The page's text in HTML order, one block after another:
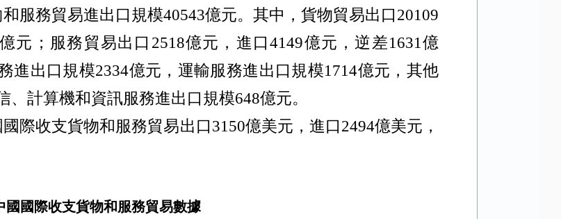
服務貿易進出口規模40543億元。其中，貨物貿易出口 20109
億元；服務貿易出口 2518億元，進口4149億元，逆差1631億
進出口規模2334億元，運輸服務進出口規模1714億元，其他
、計算機和資訊服務進出口規模648億元。
國際收支貨物和服務貿易出口 3150億美元，進口 2494億美元，
國國際收支貨物和服務貿易數據